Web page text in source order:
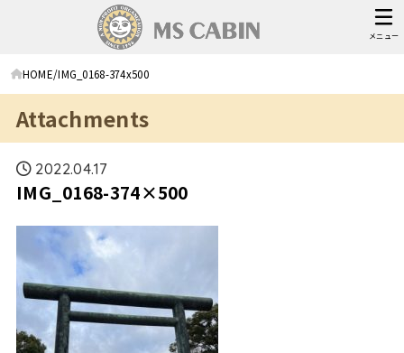
メニュー
HOME IMG_0168-374x500
Attachments
2022.04.17
IMG_0168-374×500